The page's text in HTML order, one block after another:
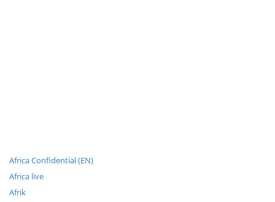
Africa Confidential (EN)
Africa live
Afrik